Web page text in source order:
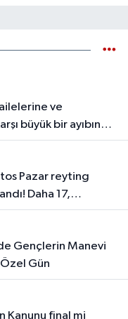
büyük bir ayıbın
Ragıp
Parti’ye sert
Daha 17,
Köyden İndim
Gün